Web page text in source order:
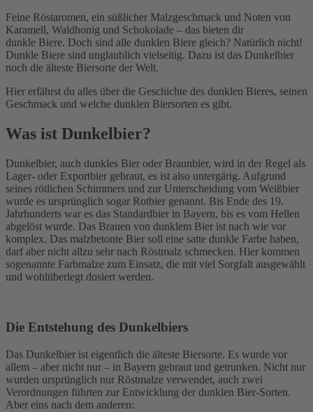
Feine Röstaromen, ein süßlicher Malzgeschmack und Noten von
Karamell, Waldhonig und Schokolade – das bieten dir
dunkle Biere. Doch sind alle dunklen Biere gleich? Natürlich nicht!
Dunkle Biere sind unglaublich vielseitig. Dazu ist das Dunkelbier
noch die älteste Biersorte der Welt.
Hier erfährst du alles über die Geschichte des dunklen Bieres, seinen
Geschmack und welche dunklen Biersorten es gibt.
Was ist Dunkelbier?
Dunkelbier, auch dunkles Bier oder Braunbier, wird in der Regel als
Lager- oder Exportbier gebraut, es ist also untergärig. Aufgrund
seines rötlichen Schimmers und zur Unterscheidung vom Weißbier
wurde es ursprünglich sogar Rotbier genannt. Bis Ende des 19.
Jahrhunderts war es das Standardbier in Bayern, bis es vom Hellen
abgelöst wurde. Das Brauen von dunklem Bier ist nach wie vor
komplex. Das malzbetonte Bier soll eine satte dunkle Farbe haben,
darf aber nicht allzu sehr nach Röstmalz schmecken. Hier kommen
sogenannte Farbmalze zum Einsatz, die mit viel Sorgfalt ausgewählt
und wohlüberlegt dosiert werden.
Die Entstehung des Dunkelbiers
Das Dunkelbier ist eigentlich die älteste Biersorte. Es wurde vor
allem – aber nicht nur – in Bayern gebraut und getrunken. Nicht nur
wurden ursprünglich nur Röstmalze verwendet, auch zwei
Verordnungen führten zur Entwicklung der dunklen Bier-Sorten.
Aber eins nach dem anderen: